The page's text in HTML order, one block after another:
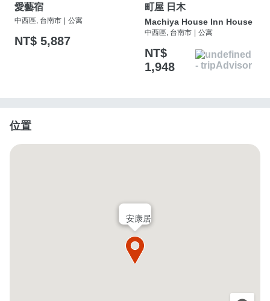
愛藝宿
中西區, 台南市 公寓
NT$ 5,887
町屋 日木
Machiya House Inn House
中西區, 台南市 公寓
NT$
1,948
位置
安康居